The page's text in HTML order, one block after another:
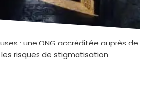
: une ONG accréditée auprès de
les risques de stigmatisation